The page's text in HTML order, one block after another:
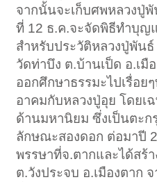
จากนั้นจะเก็บศพหลวงปู่
ที่ 12 ธ.ค.จะจัดพิธีทำบุญ
สำหรับประวัติหลวงปู่พัน
วัดท่าบึง ต.บ้านเป็ด อ.เ
ออกศึกษาธรรมะไปเรื่อย
อาคมกับหลวงปู่อุย โดยเ
ด้านมหานิยม ซึ่งเป็นตะก
ลักษณะสองดอก ต่อมาปี
พรรษาที่จ.ตากและได้สร้
ต.วังประจบ อ.เมืองตาก